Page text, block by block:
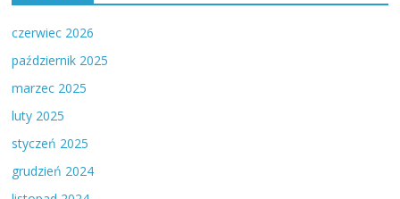
czerwiec 2026
październik 2025
marzec 2025
luty 2025
styczeń 2025
grudzień 2024